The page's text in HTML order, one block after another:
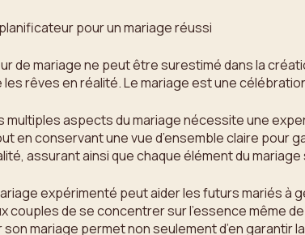
pour un mariage réussi
de mariage ne peut être surestimé dans la
rêves en réalité. Le mariage est une
multiples aspects du mariage nécessite une
en conservant une vue d’ensemble claire pour
assurant ainsi que chaque élément du
expérimenté peut aider les futurs mariés
de se concentrer sur l’essence même
mariage permet non seulement d’en